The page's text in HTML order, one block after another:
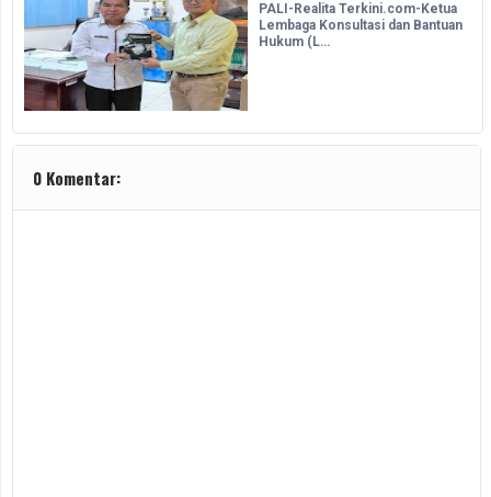
PALI-Realita Terkini.com-Ketua
Lembaga Konsultasi dan Bantuan
Hukum (L…
0 Komentar: